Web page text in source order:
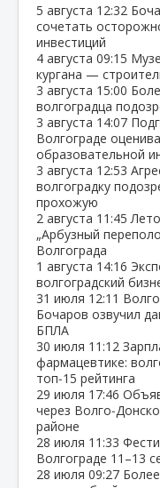
5 августа 12:32
сочетать
инвестиций
4 августа 09:15
кургана —
3 августа 15:00
волгоградца
3 августа 14:07
Волгограде
образовательной
3 августа 12:53
волгоградку
прохожую
2 августа 11:45
„Арбузный
Волгограда
1 августа 14:16
волгоградский
31 июля 12:11
Бочаров озвучил
БПЛА
30 июля 11:12
фармацевтике:
топ‑15 рейтинга
29 июля 17:46
через
районе
28 июля 11:33
Волгограде 11–13
28 июля 09:27